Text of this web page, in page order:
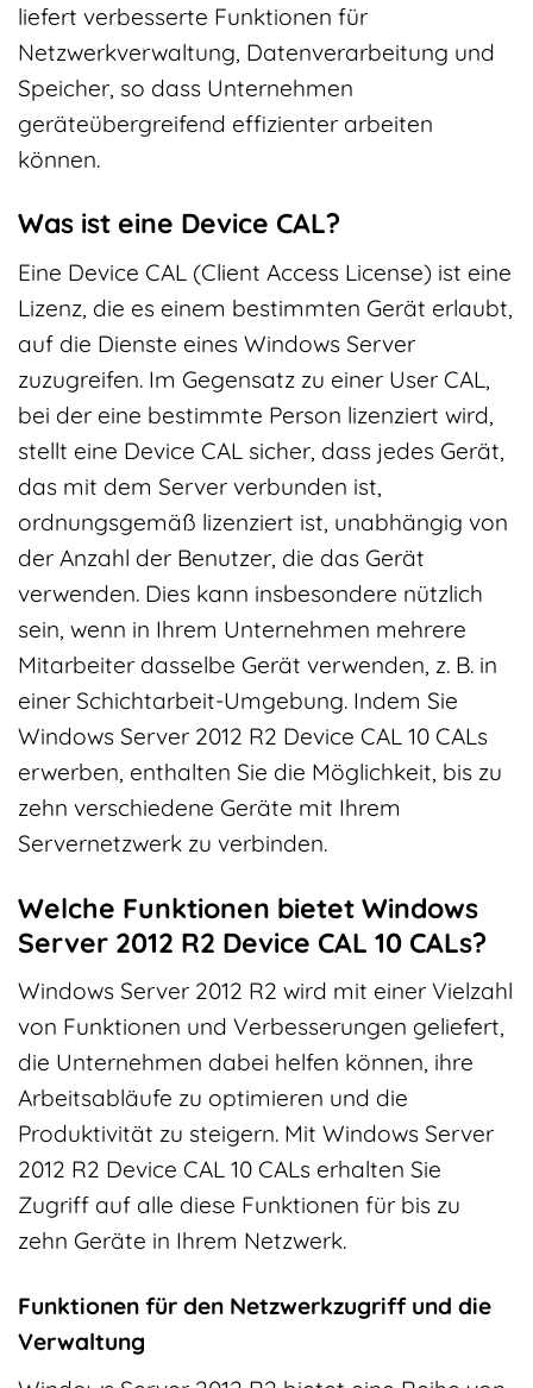
liefert verbesserte Funktionen für
Netzwerkverwaltung, Datenverarbeitung und
Speicher, so dass Unternehmen
geräteübergreifend effizienter arbeiten
können.
Was ist eine Device CAL?
Eine Device CAL (Client Access License) ist eine
Lizenz, die es einem bestimmten Gerät erlaubt,
auf die Dienste eines Windows Server
zuzugreifen. Im Gegensatz zu einer User CAL,
bei der eine bestimmte Person lizenziert wird,
stellt eine Device CAL sicher, dass jedes Gerät,
das mit dem Server verbunden ist,
ordnungsgemäß lizenziert ist, unabhängig von
der Anzahl der Benutzer, die das Gerät
verwenden. Dies kann insbesondere nützlich
sein, wenn in Ihrem Unternehmen mehrere
Mitarbeiter dasselbe Gerät verwenden, z. B. in
einer Schichtarbeit-Umgebung. Indem Sie
Windows Server 2012 R2 Device CAL 10 CALs
erwerben, enthalten Sie die Möglichkeit, bis zu
zehn verschiedene Geräte mit Ihrem
Servernetzwerk zu verbinden.
Welche Funktionen bietet Windows
Server 2012 R2 Device CAL 10 CALs?
Windows Server 2012 R2 wird mit einer Vielzahl
von Funktionen und Verbesserungen geliefert,
die Unternehmen dabei helfen können, ihre
Arbeitsabläufe zu optimieren und die
Produktivität zu steigern. Mit Windows Server
2012 R2 Device CAL 10 CALs erhalten Sie
Zugriff auf alle diese Funktionen für bis zu
zehn Geräte in Ihrem Netzwerk.
Funktionen für den Netzwerkzugriff und die
Verwaltung